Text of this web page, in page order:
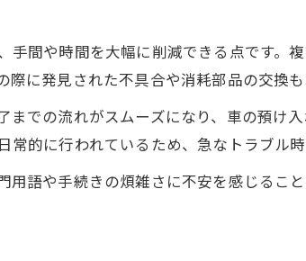
間や時間を大幅に削減できる点です。
に発見された不具合や消耗部品の交換
での流れがスムーズになり、車の預け
的に行われているため、急なトラブル
語や手続きの煩雑さに不安を感じるこ